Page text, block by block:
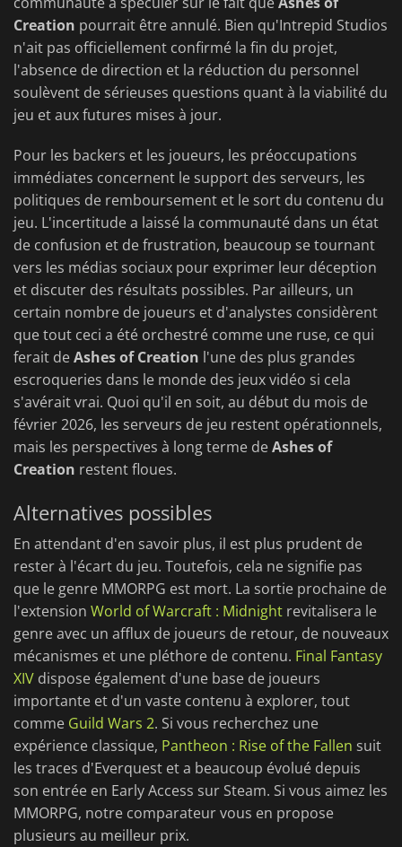
Creation pourrait être annulé. Bien qu'Intrepid Studios
n'ait pas officiellement confirmé la fin du projet,
l'absence de direction et la réduction du personnel
soulèvent de sérieuses questions quant à la viabilité du
jeu et aux futures mises à jour.
Pour les backers et les joueurs, les préoccupations
immédiates concernent le support des serveurs, les
politiques de remboursement et le sort du contenu du
jeu. L'incertitude a laissé la communauté dans un état
de confusion et de frustration, beaucoup se tournant
vers les médias sociaux pour exprimer leur déception
et discuter des résultats possibles. Par ailleurs, un
certain nombre de joueurs et d'analystes considèrent
que tout ceci a été orchestré comme une ruse, ce qui
ferait deAshes of Creation l'une des plus grandes
escroqueries dans le monde des jeux vidéo si cela
s'avérait vrai. Quoi qu'il en soit, au début du mois de
février 2026, les serveurs de jeu restent opérationnels,
mais les perspectives à long terme deAshes of
Creation restent floues.
Alternatives possibles
En attendant d'en savoir plus, il est plus prudent de
rester à l'écart du jeu. Toutefois, cela ne signifie pas
que le genre MMORPG est mort. La sortie prochaine de
l'extension World of Warcraft : Midnight revitalisera le
genre avec un afflux de joueurs de retour, de nouveaux
mécanismes et une pléthore de contenu. Final Fantasy
XIV dispose également d'une base de joueurs
importante et d'un vaste contenu à explorer, tout
comme Guild Wars 2. Si vous recherchez une
expérience classique, Pantheon : Rise of the Fallen suit
les traces d'Everquest et a beaucoup évolué depuis
son entrée en Early Access sur Steam. Si vous aimez les
MMORPG, notre comparateur vous en propose
plusieurs au meilleur prix.